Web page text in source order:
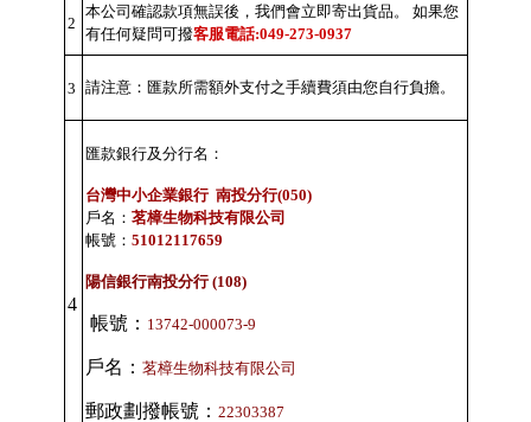
2
本公司確認款項無誤後，我們會立即寄出貨品。 如果您
有任何疑問可撥客服電話:049-273-0937
3 請注意：匯款所需額外支付之手續費須由您自行負擔。
4
匯款銀行及分行名：
台灣中小企業銀行 南投分行(050)
戶名： 茗樟生物科技有限公司
帳號： 51012117659
陽信銀行南投分行 (108)
帳號： 13742-000073-9
戶名： 茗樟生物科技有限公司
郵政劃撥帳號： 22303387